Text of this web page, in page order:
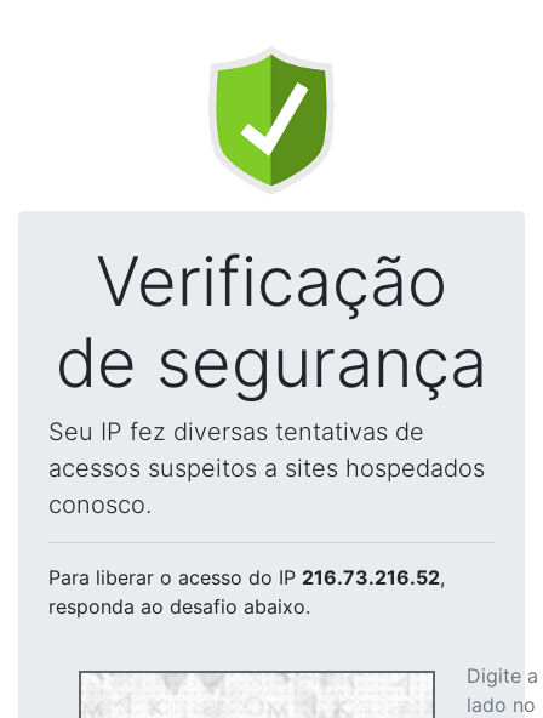
Verificação
de segurança
Seu IP fez diversas tentativas de
acessos suspeitos a sites hospedados
conosco.
Para liberar o acesso do IP 216.73.216.52,
responda ao desafio abaixo.
Digite
lado no